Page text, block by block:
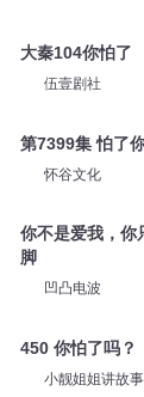
大秦104你怕了
伍壹剧社
第7399集 怕了
怀谷文化
你不是爱我，你
脚
凹凸电波
450 你怕了吗？
小靓姐姐讲故事